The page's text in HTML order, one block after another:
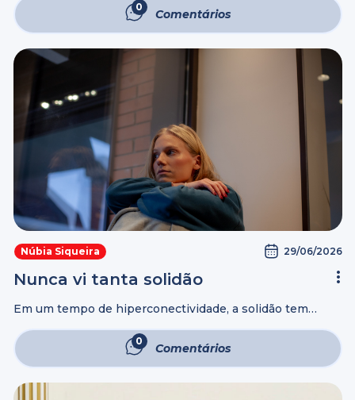
perto de alguém envolve riscos. Conviver demais com
quem é negativo puxa-nos para ...
0 Comentários
Núbia Siqueira 29/06/2026
Nunca vi tanta solidão
Em um tempo de hiperconectividade, a solidão tem
maiores conexões, há quem converse com as paredes
por não ter um único relacionamento ...
0 Comentários